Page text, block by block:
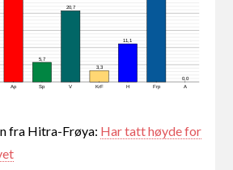
5,7
20,7
3,3
11,1
0,0
Ap Sp V KrF H Frp A
fra Hitra-Frøya: Har tatt høyde for